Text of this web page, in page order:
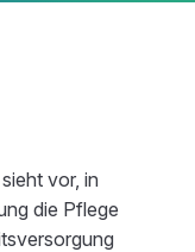
vor, in
die Pflege